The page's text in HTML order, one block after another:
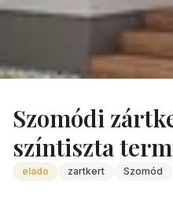
/ Elado
Szomódi
színtiszta
elado zartkert Szomód